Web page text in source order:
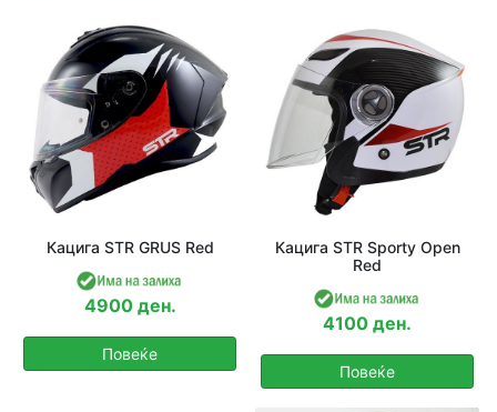
Кацига STR GRUS Red
4900 ден.
Повеќе
Кацига STR Sporty Open
Red
4100 ден.
Повеќе